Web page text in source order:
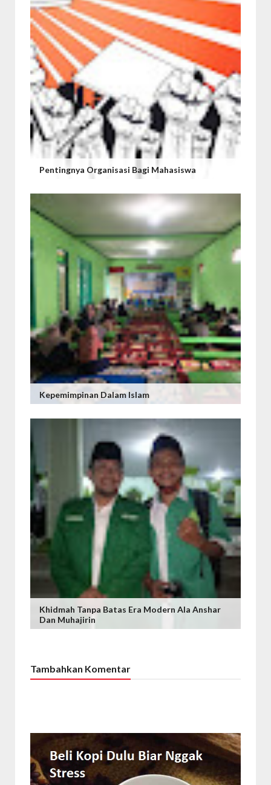
Pentingnya Organisasi Bagi Mahasiswa
Kepemimpinan Dalam Islam
Khidmah Tanpa Batas Era Modern Ala Anshar
Dan Muhajirin
Tambahkan Komentar